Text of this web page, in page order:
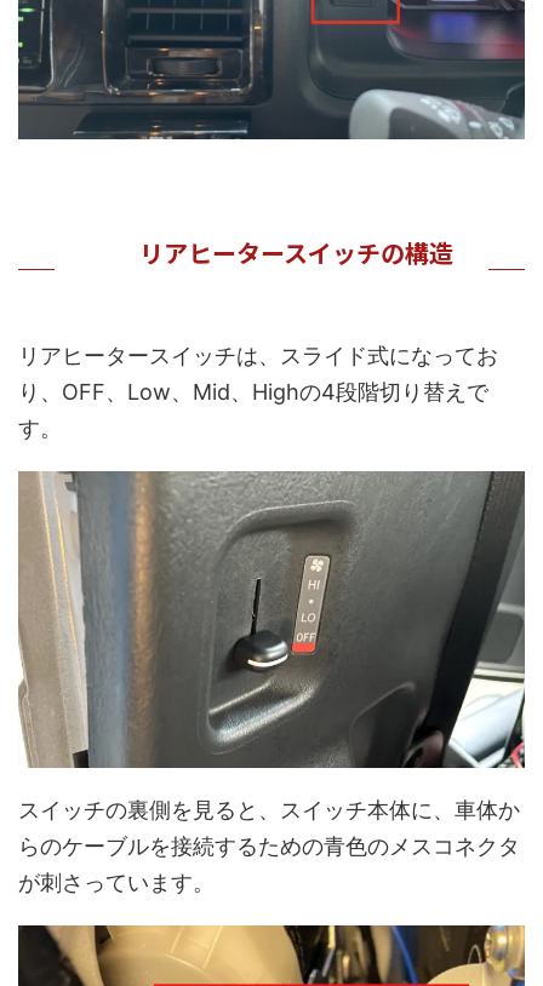
リアヒータースイッチの構造
リアヒータースイッチは、スライド式になってお
り、OFF、Low、Mid、Highの4段階切り替えで
す。
スイッチの裏側を見ると、スイッチ本体に、車体か
らのケーブルを接続するための青色のメスコネクタ
が刺さっています。